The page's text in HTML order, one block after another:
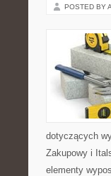
POSTED BY
dotyczących
Zakupowy i
elementy